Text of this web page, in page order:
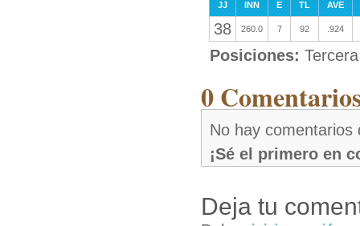
JJ INN E TL AVE
38 260.0 7 92 .924
Posiciones:
0
No hay comentarios
¡Sé el primero en
Deja tu